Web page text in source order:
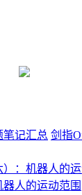
剑指
人的运动范围